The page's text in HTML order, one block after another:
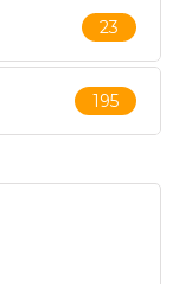
23
195